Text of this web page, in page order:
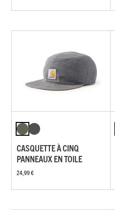
CASQUETTE À CINQ
PANNEAUX EN TOILE
24,99 €